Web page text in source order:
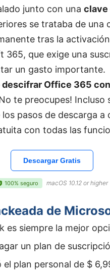
junto con una clave
se trataba de una
tras la
que exige una
un gasto importante.
descifrar Office 365
te preocupes!
pasos de descarga
con todas las
Descargar Gratis
100% seguro macOS 10.12 or higher
de
siempre la mejor
un plan de
plan personal de $